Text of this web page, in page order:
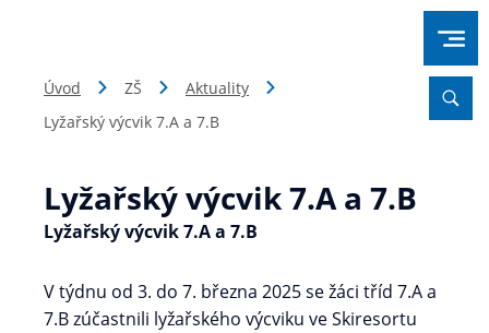
Úvod ZŠ
Aktuality
Lyžařský výcvik 7.A a 7.B
Lyžařský výcvik 7.A a 7.B
Lyžařský výcvik 7.A a 7.B
V týdnu od 3. do 7. března 2025 se žáci tříd 7.A a
7.B zúčastnili lyžařského výcviku ve Skiresortu